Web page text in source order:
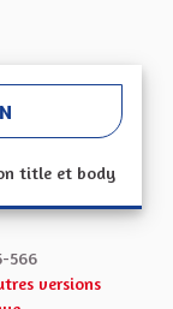
title et body
566
versions